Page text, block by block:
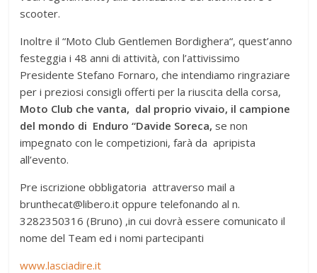
scooter.
Inoltre il “Moto Club Gentlemen Bordighera“, quest’anno
festeggia i 48 anni di attività, con l’attivissimo
Presidente Stefano Fornaro, che intendiamo ringraziare
per i preziosi consigli offerti per la riuscita della corsa,
Moto Club che vanta, dal proprio vivaio, il campione
del mondo di Enduro “Davide Soreca, se non
impegnato con le competizioni, farà da apripista
all’evento.
Pre iscrizione obbligatoria attraverso mail a
brunthecat@libero.it oppure telefonando al n.
3282350316 (Bruno) ,in cui dovrà essere comunicato il
nome del Team ed i nomi partecipanti
www.lasciadire.it